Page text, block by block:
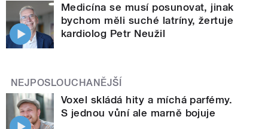
Medicína se musí posunovat, jinak
bychom měli suché latríny, žertuje
kardiolog Petr Neužil
NEJPOSLOUCHANĚJŠÍ
Voxel skládá hity a míchá parfémy.
S jednou vůní ale marně bojuje